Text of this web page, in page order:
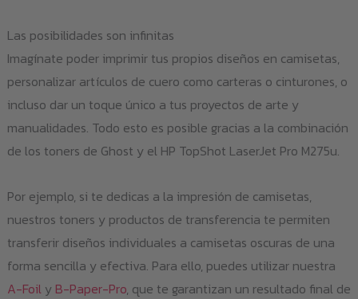
Las posibilidades son infinitas
Imagínate poder imprimir tus propios diseños en camisetas,
personalizar artículos de cuero como carteras o cinturones, o
incluso dar un toque único a tus proyectos de arte y
manualidades. Todo esto es posible gracias a la combinación
de los toners de Ghost y el HP TopShot LaserJet Pro M275u.
Por ejemplo, si te dedicas a la impresión de camisetas,
nuestros toners y productos de transferencia te permiten
transferir diseños individuales a camisetas oscuras de una
forma sencilla y efectiva. Para ello, puedes utilizar nuestra
A-Foily B-Paper-Pro, que te garantizan un resultado final de